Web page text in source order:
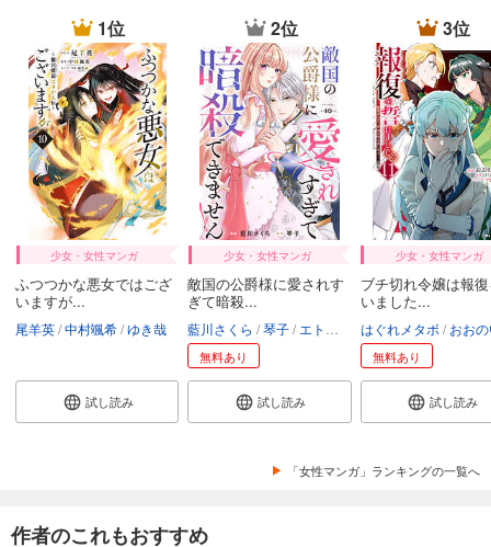
1位
少女・女性マンガ
ふつつかな悪女ではござ
いますが...
尾羊英 中村颯希 ゆき哉
試し読み
2位
少女・女性マンガ
敵国の公爵様に愛されす
ぎて暗殺...
藍川さくら 琴子 エトワール編集部
無料あり
試し読み
3位
少女・女性マンガ
ブチ切れ令嬢は報
いました...
はぐれメタボ おおの
無料あり
試し読み
「女性マンガ」ランキングの一覧へ
作者のこれもおすすめ